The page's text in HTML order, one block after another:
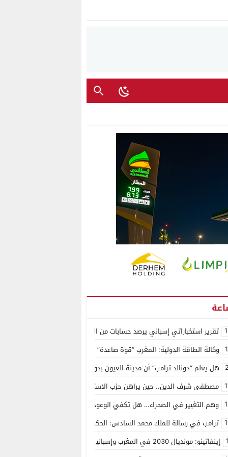
تقرير استخباراتي إسباني يرصد حسابات من الجزائر وأرقاما بـ”213+” ضمن حملة رقمية منظمة حرّضت على اقتحام سبتة
وكالة الطاقة الدولية: المغرب “قوة صاعدة” في سوق المعادن الاستراتيجية
هل يعلم “دونالد ترامب” أن مدينة العيون بدون ماء؟
مصطفى شرف الدين.. حين يراهن حزب الاستقلال على الكفاءة ويمنح الشباب
وهم التغيير في الصحراء… هل تكفي الوعود الفارغة لصناعة الواقع؟
ترامب في رسالة للملك محمد السادس: الحكم الذاتي هو الأساس الوحيد لحل
إينفاتينو: مونديال 2030 في المغرب وإسبانيا والبرتغال سيكون “الأجمل في التاريخ”